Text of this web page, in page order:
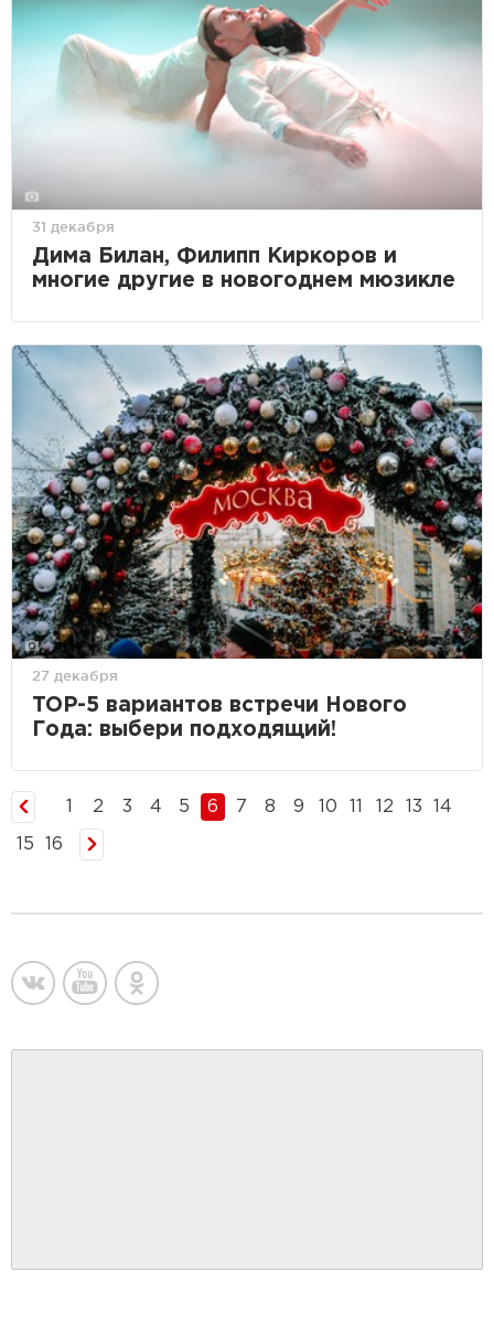
31 декабря
Дима Билан, Филипп Киркоров и
многие другие в новогоднем мюзикле
27 декабря
TOP-5 вариантов встречи Нового
Года: выбери подходящий!
2 3 4 5 6 7 8 9 10 12 13 14
15 16